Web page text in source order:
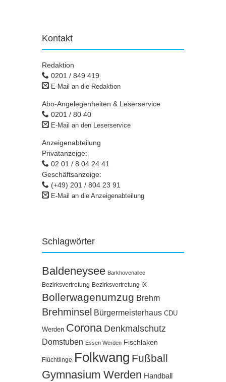
Kontakt
Redaktion
0201 / 849 419
E-Mail an die Redaktion
Abo-Angelegenheiten & Leserservice
0201 / 80 40
E-Mail an den Leserservice
Anzeigenabteilung
Privatanzeige:
02 01 / 8 04 24 41
Geschäftsanzeige:
(+49) 201 / 804 23 91
E-Mail an die Anzeigenabteilung
Schlagwörter
Baldeneysee Barkhovenallee
Bezirksvertretung Bezirksvertretung IX
Bollerwagenumzug Brehm
Brehminsel Bürgermeisterhaus CDU
Werden Corona Denkmalschutz
Domstuben Essen Werden Fischlaken
Flüchtlinge Folkwang Fußball
Gymnasium Werden Handball